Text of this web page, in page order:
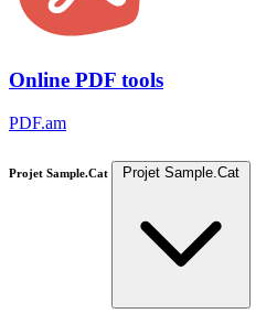
Online PDF tools
PDF.am
Projet Sample.Cat Projet Sample.Cat